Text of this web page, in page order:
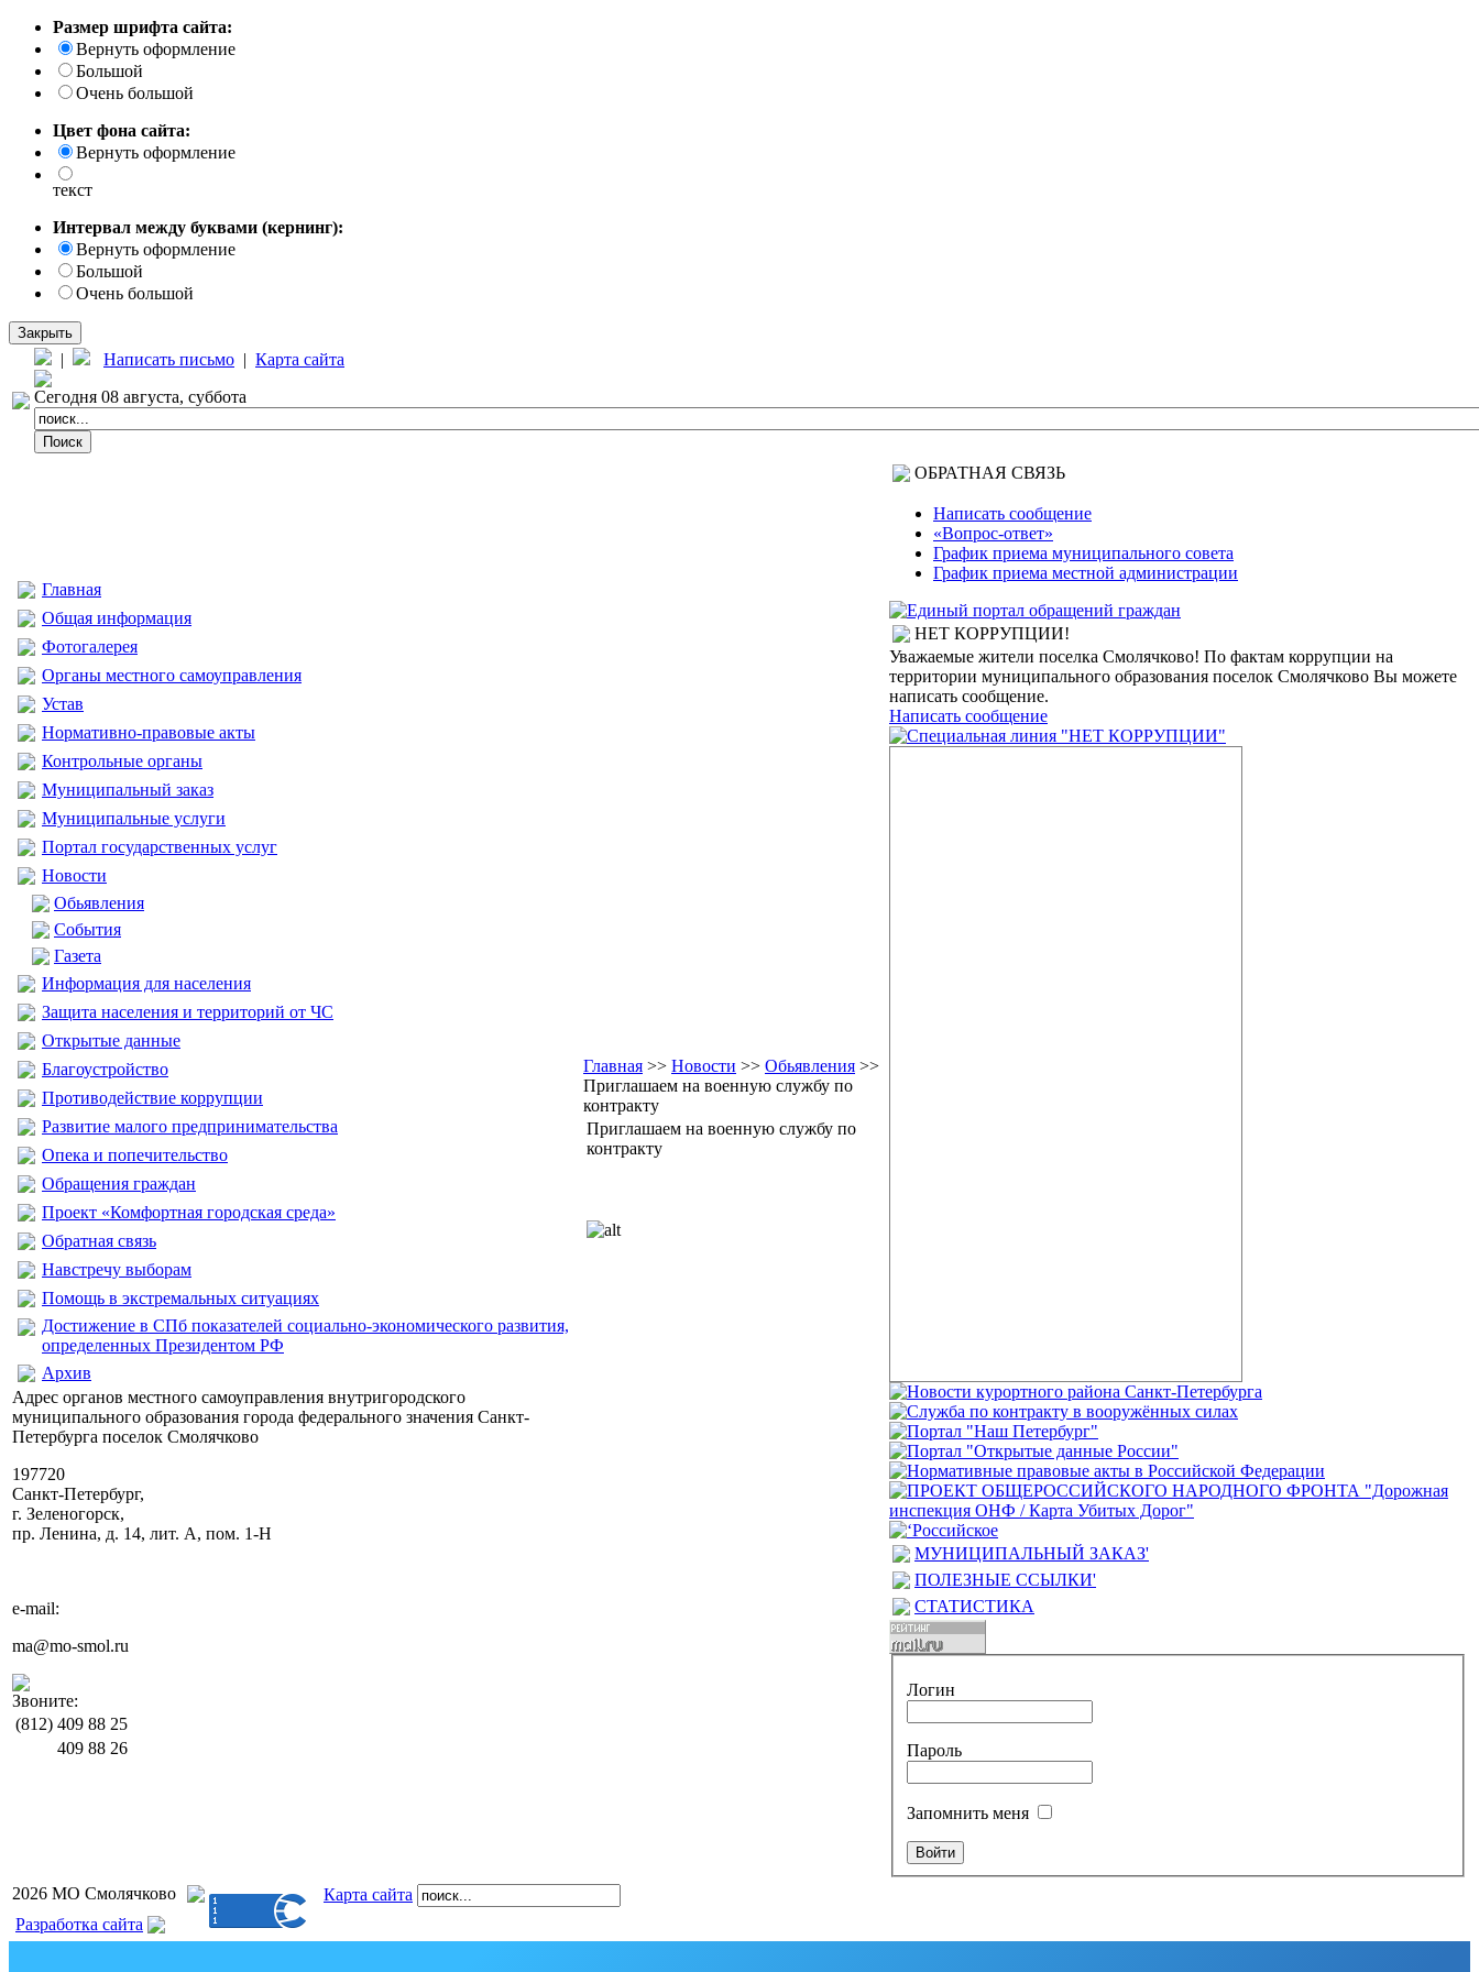
Размер шрифта сайта:
Вернуть оформление
Большой
Очень большой
Цвет фона сайта:
Вернуть оформление
текст
Интервал между буквами (кернинг):
Вернуть оформление
Большой
Очень большой
Закрыть
| Написать письмо | Карта сайта
Сегодня 08 августа, суббота
Главная
Общая информация
Фотогалерея
Органы местного самоуправления
Устав
Нормативно-правовые акты
Контрольные органы
Муниципальный заказ
Муниципальные услуги
Портал государственных услуг
Новости
Обьявления
События
Газета
Информация для населения
Защита населения и территорий от ЧС
Открытые данные
Благоустройство
Противодействие коррупции
Развитие малого предпринимательства
Опека и попечительство
Обращения граждан
Проект «Комфортная городская среда»
Обратная связь
Навстречу выборам
Помощь в экстремальных ситуациях
Достижение в СПб показателей социально-экономического развития,
определенных Президентом РФ
Архив
Адрес органов местного самоуправления внутригородского
муниципального образования города федерального значения Санкт-
Петербурга поселок Смолячково
197720
Санкт-Петербург,
г. Зеленогорск,
пр. Ленина, д. 14, лит. А, пом. 1-Н
e-mail:
ma@mo-smol.ru
Звоните:
(812) 409 88 25
409 88 26
Главная >> Новости >> Обьявления >>
Приглашаем на военную службу по
контракту
Приглашаем на военную службу по
контракту
ОБРАТНАЯ СВЯЗЬ
Написать сообщение
«Вопрос-ответ»
График приема муниципального совета
График приема местной администрации
НЕТ КОРРУПЦИИ!
Уважаемые жители поселка Смолячково! По фактам коррупции на
территории муниципального образования поселок Смолячково Вы можете
написать сообщение.
Написать сообщение
МУНИЦИПАЛЬНЫЙ ЗАКАЗ'
ПОЛЕЗНЫЕ ССЫЛКИ'
СТАТИСТИКА
Логин
Пароль
Запомнить меня
2026 МО Смолячково
Карта сайта
Разработка сайта